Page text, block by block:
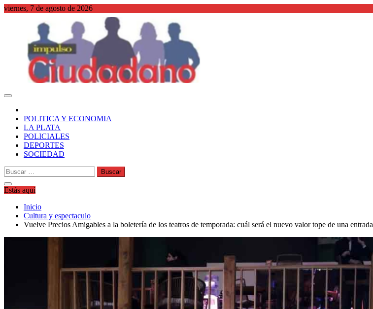
Saltar
viernes, 7 de agosto de 2026
POLITICA Y ECONOMIA
LA PLATA
POLICIALES
DEPORTES
SOCIEDAD
Buscar:
Estás aquí
Inicio
Cultura y espectaculo
Vuelve Precios Amigables a la boletería de los teatros de temporada: cuál será el nuevo valor tope de una entrada